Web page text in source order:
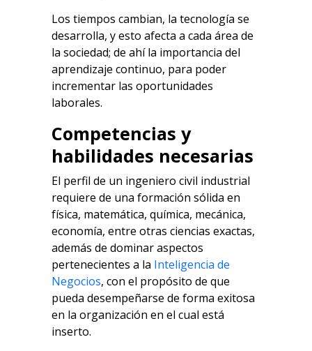
Los tiempos cambian, la tecnología se
desarrolla, y esto afecta a cada área de
la sociedad; de ahí la importancia del
aprendizaje continuo, para poder
incrementar las oportunidades
laborales.
Competencias y
habilidades necesarias
El perfil de un ingeniero civil industrial
requiere de una formación sólida en
física, matemática, química, mecánica,
economía, entre otras ciencias exactas,
además de dominar aspectos
pertenecientes a la Inteligencia de
Negocios, con el propósito de que
pueda desempeñarse de forma exitosa
en la organización en el cual está
inserto.